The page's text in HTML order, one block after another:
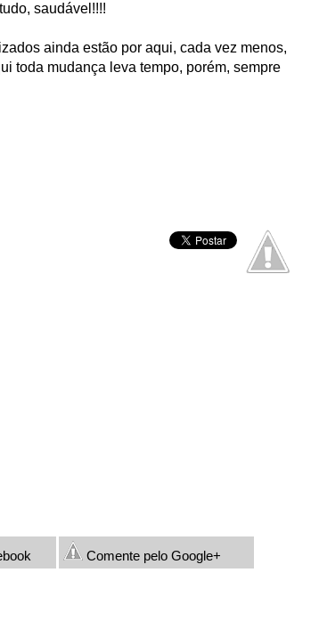
saudável!!!!
ainda estão por aqui, cada vez menos,
toda mudança leva tempo, porém, sempre
Comente pelo Google+